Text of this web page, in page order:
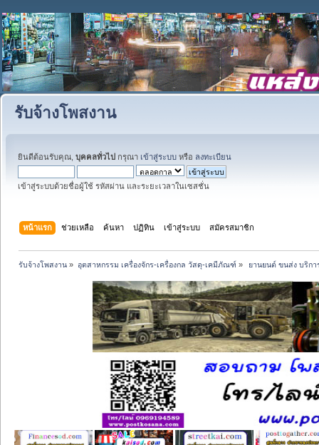
รับจ้างโพสงาน
ยินดีต้อนรับคุณ, บุคคลทั่วไป กรุณา เข้าสู่ระบบ หรือ ลงทะเบียน
เข้าสู่ระบบด้วยชื่อผู้ใช้ รหัสผ่าน และระยะเวลาในเซสชั่น
หน้าแรก ช่วยเหลือ ค้นหา ปฏิทิน เข้าสู่ระบบ สมัครสมาชิก
รับจ้างโพสงาน » อุตสาหกรรม เครื่องจักร-เครื่องกล วัสดุ-เคมีภัณฑ์ » ยานยนต์ ขนส่ง บริก